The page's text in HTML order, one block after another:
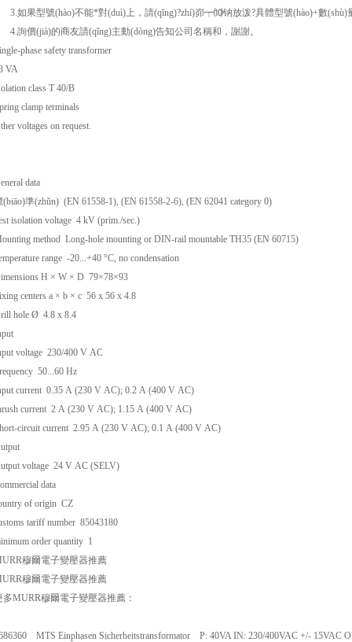
3.如果型號(hào)不能*對(duì)上，請(qǐng)?zhí)峁┯⑽钠放泼?具體型號(hào)+數(shù)量
4.詢價(jià)的商友請(qǐng)主動(dòng)告知公司名稱和，謝謝。
phase safety transformer
VA
class T 40/B
clamp terminals
voltages on request.
data
(biāo)準(zhǔn) (EN 61558-1), (EN 61558-2-6), (EN 62041 category 0)
isolation voltage 4 kV (prim./sec.)
method Long-hole mounting or DIN-rail mountable TH35 (EN 60715)
range -20...+40 °C, no condensation
H × W × D 79×78×93
centers a × b × c 56 x 56 x 4.8
hole Ø 4.8 x 8.4
voltage 230/400 V AC
50...60 Hz
current 0.35 A (230 V AC); 0.2 A (400 V AC)
current 2 A (230 V AC); 1.15 A (400 V AC)
circuit current 2.95 A (230 V AC); 0.1 A (400 V AC)
voltage 24 V AC (SELV)
data
of origin CZ
tariff number 85043180
order quantity 1
穆爾電子變壓器推薦
穆爾電子變壓器推薦
多MURR穆爾電子變壓器推薦：
MTS Einphasen Sicherheitstransformator P: 40VA IN: 230/400VAC +/- 15VAC